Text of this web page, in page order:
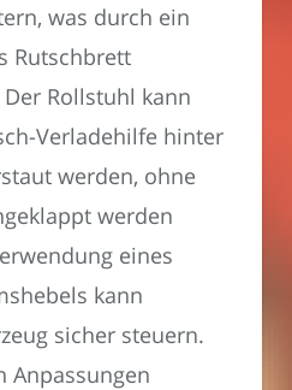
was durch ein
Rutschbrett
Rollstuhl kann
Verladehilfe hinter
werden, ohne
werden
eines
kann
sicher steuern.
Anpassungen